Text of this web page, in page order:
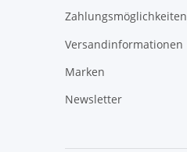
Zahlungsmöglichkeiten
Versandinformationen
Marken
Newsletter